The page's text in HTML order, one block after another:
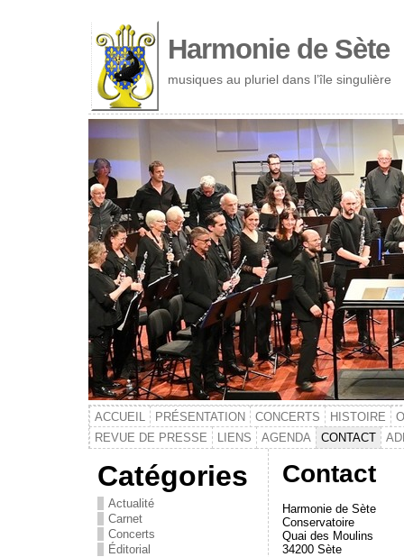
Harmonie de Sète
musiques au pluriel dans l’île singulière
ACCUEIL PRÉSENTATION CONCERTS HISTOIRE
REVUE DE PRESSE
LIENS AGENDA CONTACT
Catégories
Actualité
Carnet
Concerts
Éditorial
Contact
Harmonie de Sète
Conservatoire
Quai des Moulins
34200 Sète